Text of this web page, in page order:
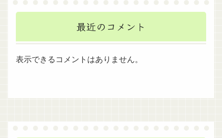
最近のコメント
表示できるコメントはありません。